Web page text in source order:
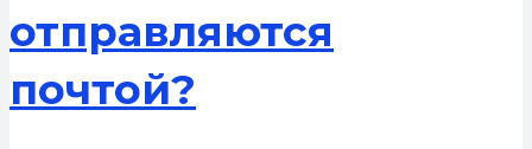
отправляются
почтой?